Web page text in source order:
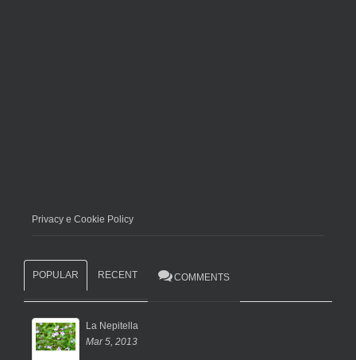
Privacy e Cookie Policy
POPULAR RECENT COMMENTS
La Nepitella
Mar 5, 2013